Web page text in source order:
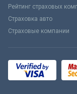
Рейтинг страховых
Страховка авто
Страховые компании